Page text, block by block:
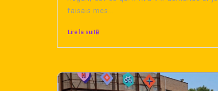
faisais mes...
Lire la suite